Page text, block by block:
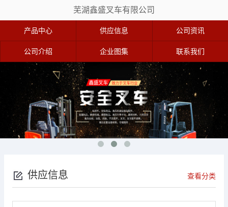
芜湖鑫盛叉车有限公司
产品中心 供应信息 公司资讯
公司介绍 企业图集 联系我们
供应信息 查看分类